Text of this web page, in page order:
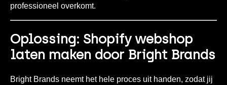
professioneel overkomt.
Oplossing: Shopify webshop
laten maken door Bright Brands
Bright Brands neemt het hele proces uit handen, zodat jij